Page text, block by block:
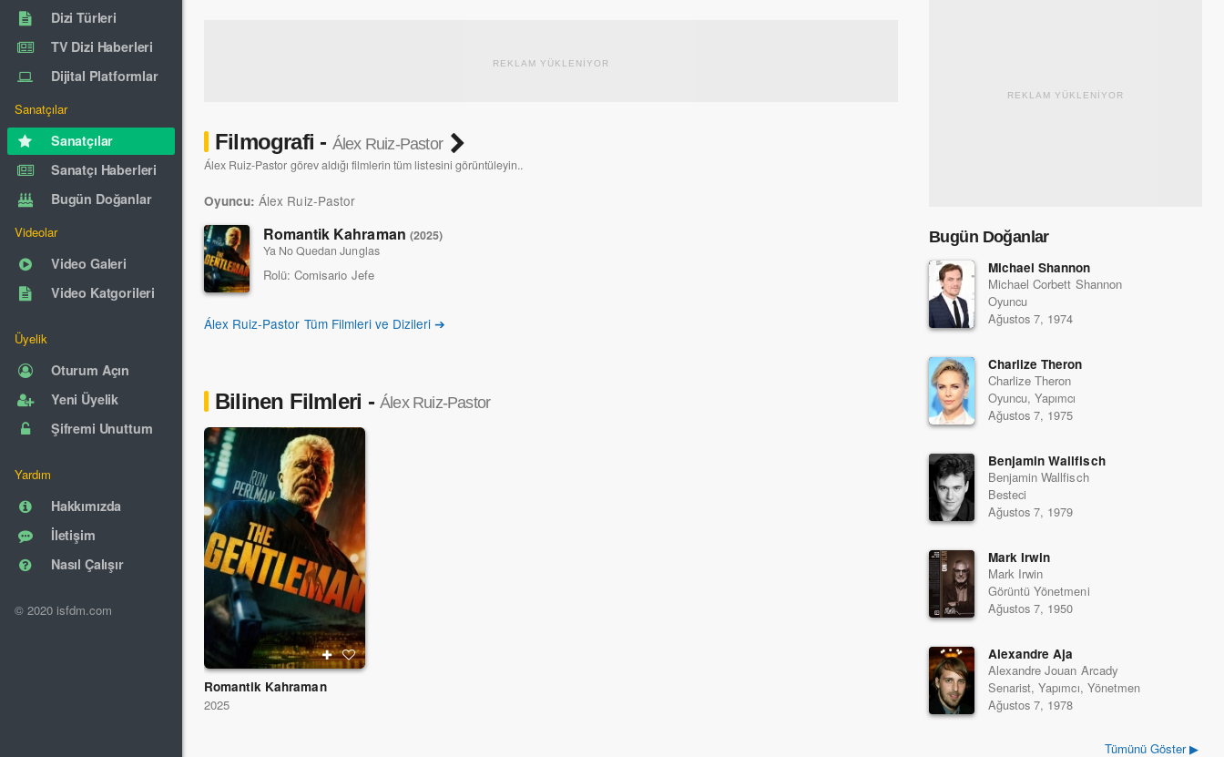
Dizi Türleri
TV Dizi Haberleri
Dijital Platformlar
Sanatçılar
Sanatçılar
Sanatçı Haberleri
Bugün Doğanlar
Videolar
Video Galeri
Video Katgorileri
Üyelik
Oturum Açın
Yeni Üyelik
Şifremi Unuttum
Yardım
Hakkımızda
İletişim
Nasıl Çalışır
© 2020 isfdm.com
REKLAM YÜKLENİYOR
Filmografi - Álex Ruiz-Pastor
Álex Ruiz-Pastor görev aldığı filmlerin tüm listesini görüntüleyin..
Oyuncu: Álex Ruiz-Pastor
Romantik Kahraman (2025)
Ya No Quedan Junglas
Rolü: Comisario Jefe
Álex Ruiz-Pastor Tüm Filmleri ve Dizileri ➔
Bilinen Filmleri - Álex Ruiz-Pastor
Romantik Kahraman
2025
REKLAM YÜKLENİYOR
Bugün Doğanlar
Michael Shannon
Michael Corbett Shannon
Oyuncu
Ağustos 7, 1974
Charlize Theron
Charlize Theron
Oyuncu, Yapımcı
Ağustos 7, 1975
Benjamin Wallfisch
Benjamin Wallfisch
Besteci
Ağustos 7, 1979
Mark Irwin
Mark Irwin
Görüntü Yönetmeni
Ağustos 7, 1950
Alexandre Aja
Alexandre Jouan Arcady
Senarist, Yapımcı, Yönetmen
Ağustos 7, 1978
Tümünü Göster ▶